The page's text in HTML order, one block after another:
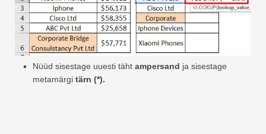
Nüüd sisestage uuesti täht ampersand ja sisestage
metamärgi tärn (*).